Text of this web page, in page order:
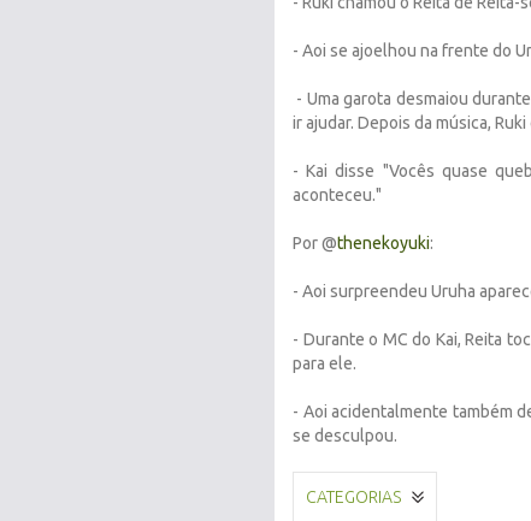
- Aoi se ajoelhou na frente do
- Uma garota desmaiou
ir ajudar. Depois da música,
- Kai disse "Vocês quase
aconteceu."
Por @thenekoyuki:
- Aoi surpreendeu Uruha
- Durante o MC do Kai, Reita
para ele.
- Aoi acidentalmente também
se desculpou.
CATEGORIAS